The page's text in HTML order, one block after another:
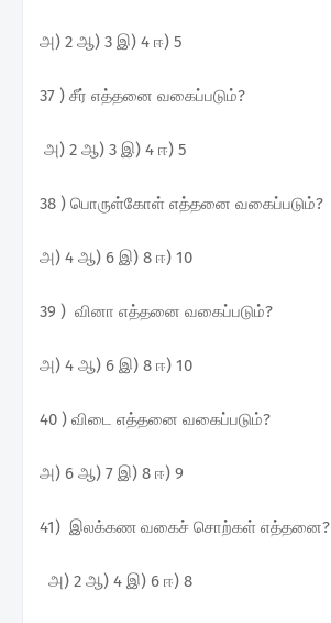
அ) 2 ஆ) 3 இ) 4 ஈ) 5
37 ) சீர் எத்தனை வகைப்படும்?
அ) 2 ஆ) 3 இ) 4 ஈ) 5
38 ) பொருள்கோள் எத்தனை வகைப்படும்?
அ) 4 ஆ) 6 இ) 8 ஈ) 10
39 ) வினா எத்தனை வகைப்படும்?
அ) 4 ஆ) 6 இ) 8 ஈ) 10
40 ) விடை எத்தனை வகைப்படும்?
அ) 6 ஆ) 7 இ) 8 ஈ) 9
41) இலக்கண வகைச் சொற்கள் எத்தனை?
அ) 2 ஆ) 4 இ) 6 ஈ) 8